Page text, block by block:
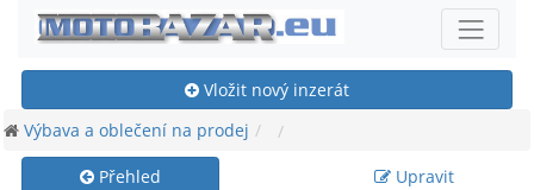
Vložit nový inzerát
Výbava a oblečení na prodej
Přehled Upravit